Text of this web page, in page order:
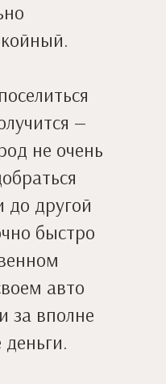
—
не очень
до другой
быстро
авто
за вполне